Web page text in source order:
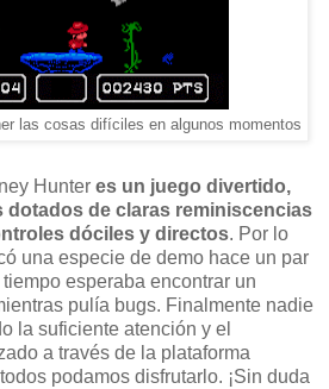
las cosas difíciles en algunos momentos
Hunter es un juego divertido,
de claras reminiscencias
dóciles y directos. Por lo
una especie de demo hace un par
esperaba encontrar un
pulía bugs. Finalmente nadie
la suficiente atención y el
a través de la plataforma
podamos disfrutarlo. ¡Sin duda